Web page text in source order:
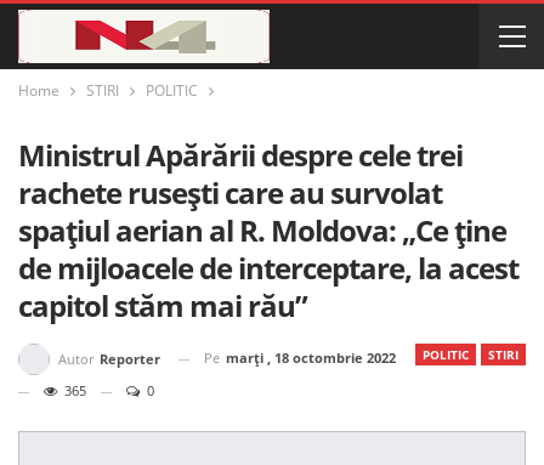
Home STIRI POLITIC
Ministrul Apărării despre cele trei
rachete ruseşti care au survolat
spaţiul aerian al R. Moldova: „Ce ține
de mijloacele de interceptare, la acest
capitol stăm mai rău”
POLITIC STIRI
Autor Reporter Pe marți , 18 octombrie 2022
365
0